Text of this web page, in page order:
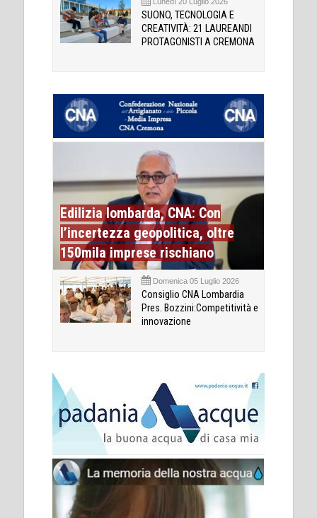
Lunedì 20 Luglio 2026
SUONO, TECNOLOGIA E
CREATIVITÀ: 21 LAUREANDI
PROTAGONISTI A CREMONA
Edilizia lombarda, CNA: Con
l’incertezza geopolitica, oltre
150mila imprese rischiano
Domenica 05 Luglio 2026
Consiglio CNA Lombardia
Pres. Bozzini:Competitività e
innovazione